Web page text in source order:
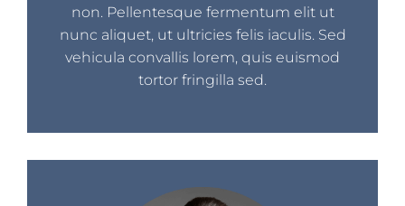
non. Pellentesque fermentum elit ut
nunc aliquet, ut ultricies felis iaculis. Sed
vehicula convallis lorem, quis euismod
tortor fringilla sed.